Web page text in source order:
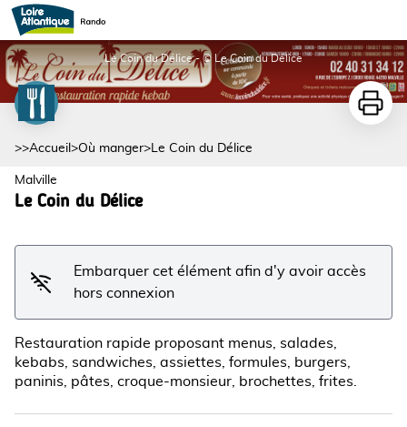
Le Coin du Délice
Le Coin du Délice - © Le Coin du Délice
Voir l'image en plein écran
>>Accueil >Où manger>Le Coin du Délice
Malville
Le Coin du Délice
Embarquer cet élément afin d'y avoir accès
hors connexion
Restauration rapide proposant menus, salades,
kebabs, sandwiches, assiettes, formules, burgers,
paninis, pâtes, croque-monsieur, brochettes, frites.